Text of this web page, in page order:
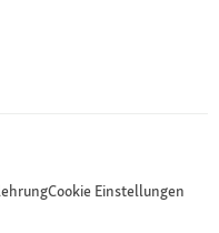
Cookie Einstellungen